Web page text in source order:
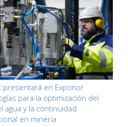
presentará en Exponor
para la optimización del
agua y la continuidad
en minería